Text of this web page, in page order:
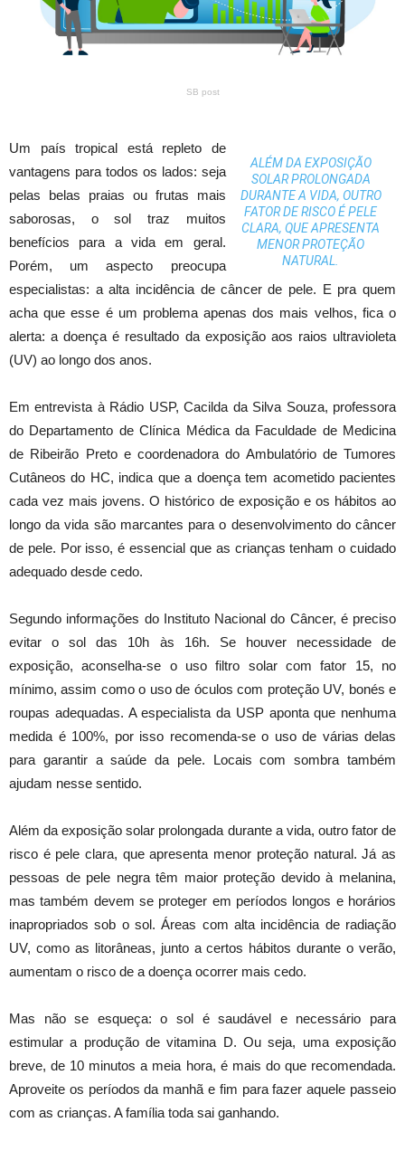
SB post
ALÉM DA EXPOSIÇÃO
SOLAR PROLONGADA
DURANTE A VIDA, OUTRO
FATOR DE RISCO É PELE
CLARA, QUE APRESENTA
MENOR PROTEÇÃO
NATURAL.
Um país tropical está repleto de
vantagens para todos os lados: seja
pelas belas praias ou frutas mais
saborosas, o sol traz muitos
benefícios para a vida em geral.
Porém, um aspecto preocupa
especialistas: a alta incidência de câncer de pele. E pra quem
acha que esse é um problema apenas dos mais velhos, fica o
alerta: a doença é resultado da exposição aos raios ultravioleta
(UV) ao longo dos anos.
Em entrevista à Rádio USP, Cacilda da Silva Souza, professora
do Departamento de Clínica Médica da Faculdade de Medicina
de Ribeirão Preto e coordenadora do Ambulatório de Tumores
Cutâneos do HC, indica que a doença tem acometido pacientes
cada vez mais jovens. O histórico de exposição e os hábitos ao
longo da vida são marcantes para o desenvolvimento do câncer
de pele. Por isso, é essencial que as crianças tenham o cuidado
adequado desde cedo.
Segundo informações do Instituto Nacional do Câncer, é preciso
evitar o sol das 10h às 16h. Se houver necessidade de
exposição, aconselha-se o uso filtro solar com fator 15, no
mínimo, assim como o uso de óculos com proteção UV, bonés e
roupas adequadas. A especialista da USP aponta que nenhuma
medida é 100%, por isso recomenda-se o uso de várias delas
para garantir a saúde da pele. Locais com sombra também
ajudam nesse sentido.
Além da exposição solar prolongada durante a vida, outro fator de
risco é pele clara, que apresenta menor proteção natural. Já as
pessoas de pele negra têm maior proteção devido à melanina,
mas também devem se proteger em períodos longos e horários
inapropriados sob o sol. Áreas com alta incidência de radiação
UV, como as litorâneas, junto a certos hábitos durante o verão,
aumentam o risco de a doença ocorrer mais cedo.
Mas não se esqueça: o sol é saudável e necessário para
estimular a produção de vitamina D. Ou seja, uma exposição
breve, de 10 minutos a meia hora, é mais do que recomendada.
Aproveite os períodos da manhã e fim para fazer aquele passeio
com as crianças. A família toda sai ganhando.